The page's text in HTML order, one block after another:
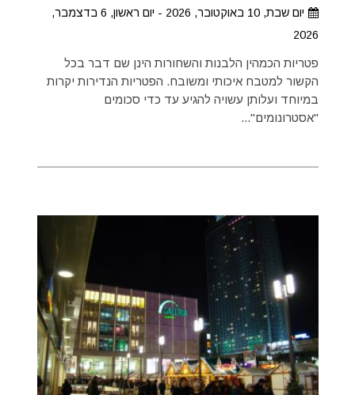
יום שבת, 10 באוקטובר, 2026 - יום ראשון, 6 בדצמבר,
2026
פטריות הכמהין הלבנות והשחורות הינן שם דבר בכל
הקשור למטבח איכותי ומשובח. הפטריות הנדירות יקרות
במיוחד ועלותן עשויה להגיע עד כדי סכומים
"אסטרונומים"...